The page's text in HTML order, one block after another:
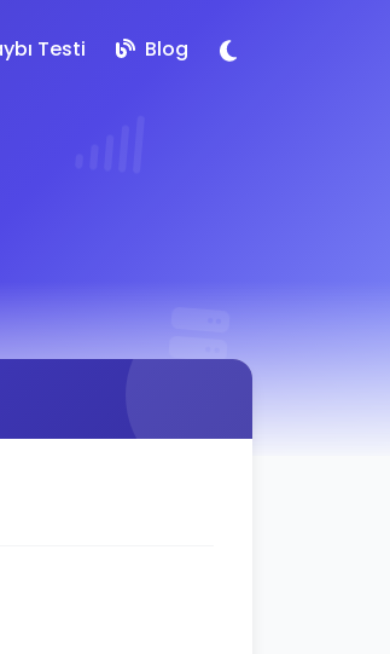
Testi Blog